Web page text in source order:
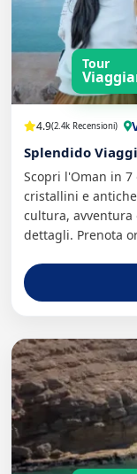
Tour
4.9(2.4k Recensioni)
Splendido
Scopri l'Oman in
cristallini e
cultura,
dettagli. Prenota